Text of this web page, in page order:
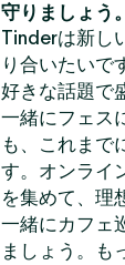
守りましょう。
Tinderは新し
り合いたいで
好きな話題で
一緒にフェス
も、これまで
す。オンライ
を集めて、理
一緒にカフェ
ましょう。も